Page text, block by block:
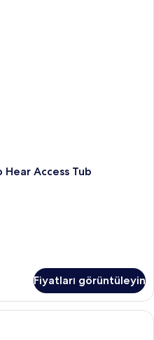
Access Tub
Fiyatları görüntüleyin